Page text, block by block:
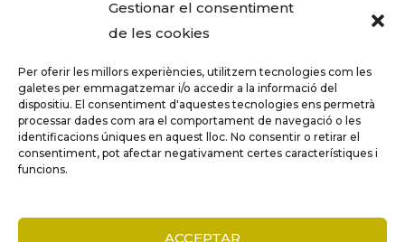
Gestionar el consentiment
de les cookies
Per oferir les millors experiències, utilitzem tecnologies com les
galetes per emmagatzemar i/o accedir a la informació del
dispositiu. El consentiment d'aquestes tecnologies ens permetrà
processar dades com ara el comportament de navegació o les
identificacions úniques en aquest lloc. No consentir o retirar el
consentiment, pot afectar negativament certes característiques i
funcions.
ACCEPTAR
insuficientment coneguts.
Tots els drets reservats a ©Columna
Música.
COMPARE (0)